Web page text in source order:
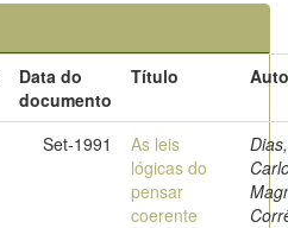
Data do
documento
Título
Set-1991
As leis
lógicas do
pensar
coerente
Dias,